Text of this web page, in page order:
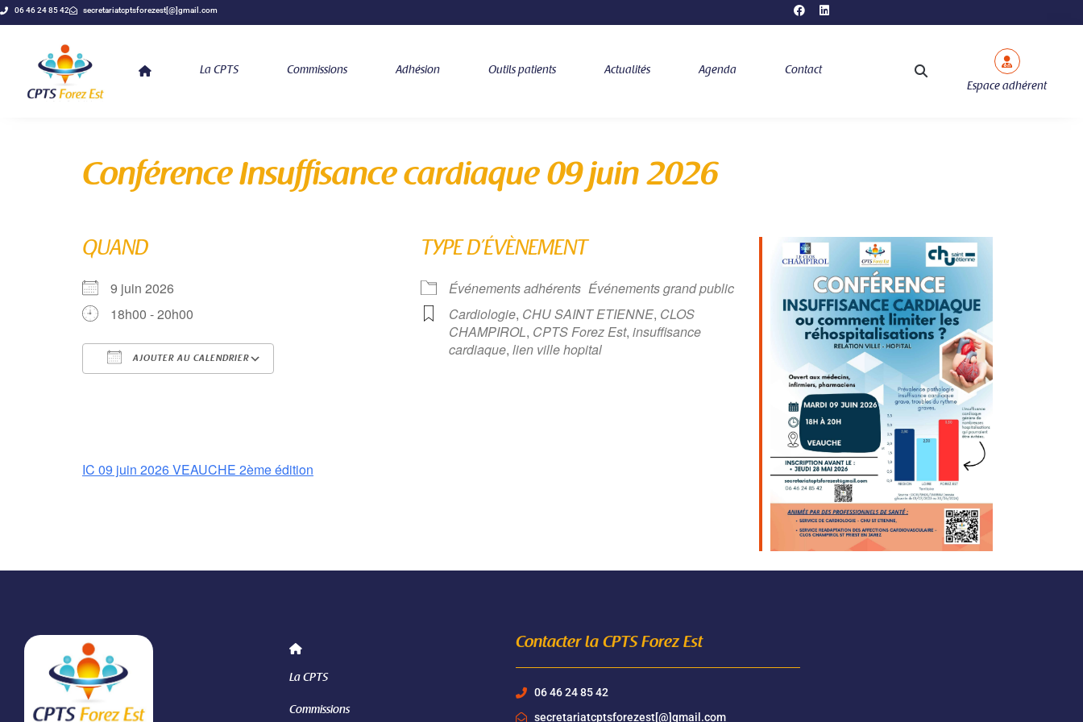
06 46 24 85 42 secretariatcptsforezest[@]gmail.com
La CPTS Commissions Adhésion Outils patients Actualités Agenda
Contact
Espace adhérent
Conférence Insuffisance cardiaque 09 juin 2026
QUAND
9 juin 2026
18h00 - 20h00
AJOUTER AU CALENDRIER
Outlook Live
TYPE D’ÉVÈNEMENT
Événements adhérents Événements grand public
Cardiologie, CHU SAINT ETIENNE, CLOS
CHAMPIROL, CPTS Forez Est, insuffisance
cardiaque, lien ville hopital
IC 09 juin 2026 VEAUCHE 2ème édition
La CPTS
Commissions
Contacter la CPTS Forez Est
06 46 24 85 42
secretariatcptsforezest[@]gmail.com